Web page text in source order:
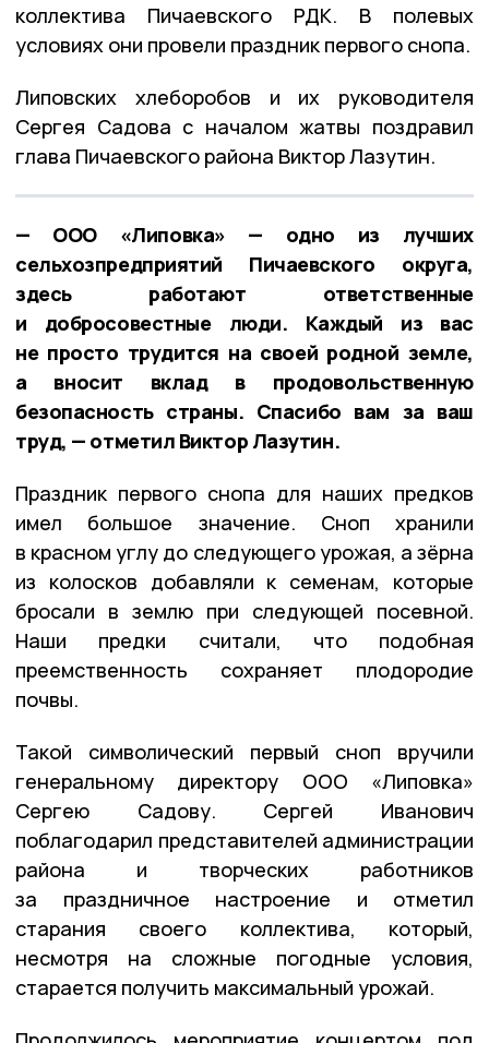
коллектива Пичаевского РДК. В полевых
условиях они провели праздник первого снопа.
Липовских хлеборобов и их руководителя
Сергея Садова с началом жатвы поздравил
глава Пичаевского района Виктор Лазутин.
— ООО «Липовка» — одно из лучших
сельхозпредприятий Пичаевского округа,
здесь работают ответственные
и добросовестные люди. Каждый из вас
не просто трудится на своей родной земле,
а вносит вклад в продовольственную
безопасность страны. Спасибо вам за ваш
труд, — отметил Виктор Лазутин.
Праздник первого снопа для наших предков
имел большое значение. Сноп хранили
в красном углу до следующего урожая, а зёрна
из колосков добавляли к семенам, которые
бросали в землю при следующей посевной.
Наши предки считали, что подобная
преемственность сохраняет плодородие
почвы.
Такой символический первый сноп вручили
генеральному директору ООО «Липовка»
Сергею Садову. Сергей Иванович
поблагодарил представителей администрации
района и творческих работников
за праздничное настроение и отметил
старания своего коллектива, который,
несмотря на сложные погодные условия,
старается получить максимальный урожай.